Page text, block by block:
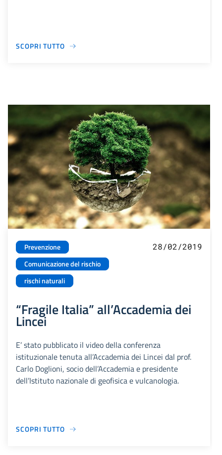
SCOPRI TUTTO
Prevenzione
Comunicazione del rischio
rischi naturali
28/02/2019
“Fragile Italia” all’Accademia dei
Lincei
E’ stato pubblicato il video della conferenza
istituzionale tenuta all’Accademia dei Lincei dal prof.
Carlo Doglioni, socio dell’Accademia e presidente
dell’Istituto nazionale di geofisica e vulcanologia.
SCOPRI TUTTO